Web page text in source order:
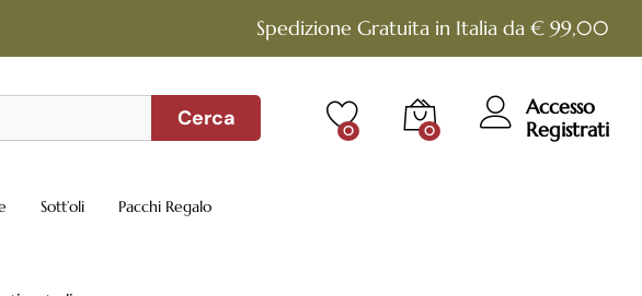
Spedizione Gratuita in Italia da € 99,00
Cerca 0 0
Accesso
Registrati
Sott’oli Pacchi Regalo